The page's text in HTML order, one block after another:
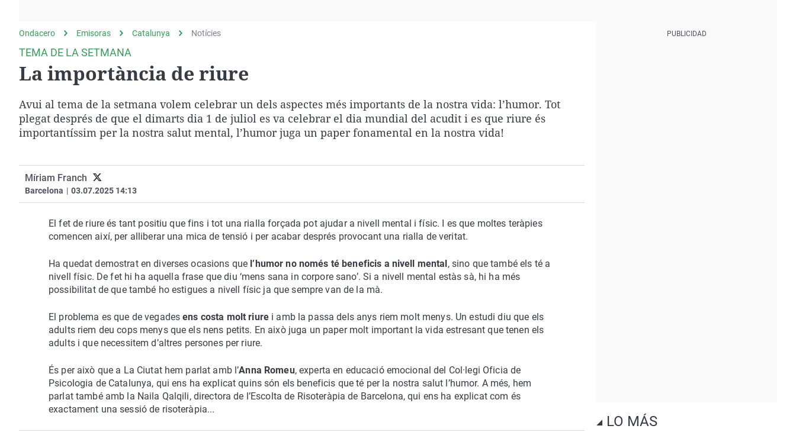
gato
Operación Viuda
Negra
Navarra
Ondacero Emisoras Catalunya Notícies
TEMA DE LA SETMANA
La importància de riure
Avui al tema de la setmana volem celebrar un dels aspectes més importants de la nostra vida: l’humor. Tot
plegat després de que el dimarts dia 1 de juliol es va celebrar el dia mundial del acudit i es que riure és
importantíssim per la nostra salut mental, l’humor juga un paper fonamental en la nostra vida!
Míriam Franch
Barcelona | 03.07.2025 14:13
El fet de riure és tant positiu que fins i tot una rialla forçada pot ajudar a nivell mental i físic. I es que moltes teràpies
comencen així, per alliberar una mica de tensió i per acabar després provocant una rialla de veritat.
Ha quedat demostrat en diverses ocasions que l’humor no només té beneficis a nivell mental, sino que també els té a
nivell físic. De fet hi ha aquella frase que diu ‘mens sana in corpore sano’. Si a nivell mental estàs sà, hi ha més
possibilitat de que també ho estigues a nivell físic ja que sempre van de la mà.
El problema es que de vegadesens costa molt riure i amb la passa dels anys riem molt menys. Un estudi diu que els
adults riem deu cops menys que els nens petits. En això juga un paper molt important la vida estresant que tenen els
adults i que necessitem d’altres persones per riure.
És per això que a La Ciutat hem parlat amb l’Anna Romeu, experta en educació emocional del Col·legi Oficia de
Psicologia de Catalunya, qui ens ha explicat quins són els beneficis que té per la nostra salut l’humor. A més, hem
parlat també amb la Naila Qalqili, directora de l’Escolta de Risoteràpia de Barcelona, qui ens ha explicat com és
exactament una sessió de risoteràpia...
LO MÁS